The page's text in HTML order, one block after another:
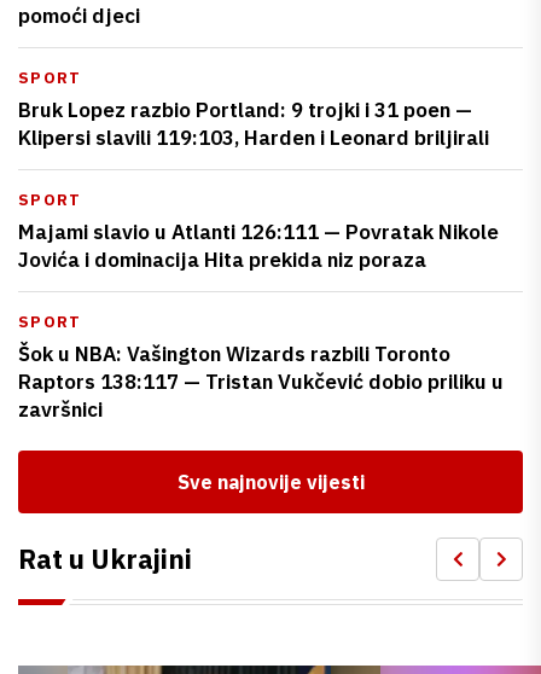
pomoći djeci
SPORT
Bruk Lopez razbio Portland: 9 trojki i 31 poen —
Klipersi slavili 119:103, Harden i Leonard briljirali
SPORT
Majami slavio u Atlanti 126:111 — Povratak Nikole
Jovića i dominacija Hita prekida niz poraza
SPORT
Šok u NBA: Vašington Wizards razbili Toronto
Raptors 138:117 — Tristan Vukčević dobio priliku u
završnici
Sve najnovije vijesti
Rat u Ukrajini